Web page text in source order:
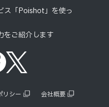
ス「Poishot」を使っ
をご紹介します
リシー 会社概要